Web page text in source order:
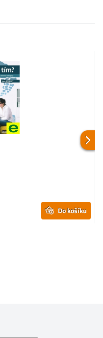
Do košíku